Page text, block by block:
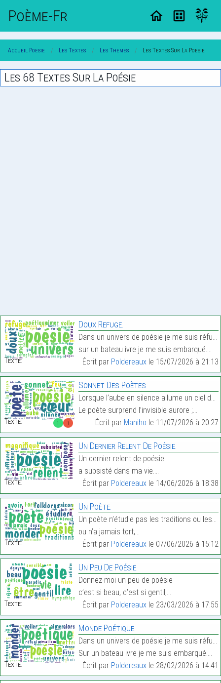
Poème-Fr
Accueil Poesie Les Textes Les Themes Les Textes Sur La Poesie
Les 68 Textes Sur La Poésie
Texte:
Doux Refuge.
Dans un univers de poésie je me suis réfugié,
sur un bateau ivre je me suis embarqué.…
Écrit par Poldereauxle 15/07/2026 à 21:13
1 1
Texte:
Sonnet Des Poètes
Lorsque l’aube en silence allume un ciel de feu,
Le poète surprend l’invisible aurore ;…
Écrit par Maniho le 11/07/2026 à 20:27
Texte:
Un Dernier Relent De Poésie.
Un dernier relent de poésie
a subsisté dans ma vie.…
Écrit par Poldereauxle 14/06/2026 à 18:38
Texte:
Un Poète.
Un poète n’étudie pas les traditions ou les folklo
ou n’a jamais tort,…
Écrit par Poldereauxle 07/06/2026 à 15:12
Texte:
Un Peu De Poésie.
Donnez-moi un peu de poésie
c’est si beau, c’est si gentil,…
Écrit par Poldereauxle 23/03/2026 à 17:55
Texte:
Monde Poétique.
Dans un univers de poésie je me suis réfugié.
Sur un bateau ivre je me suis embarqué.…
Écrit par Poldereauxle 28/02/2026 à 14:41